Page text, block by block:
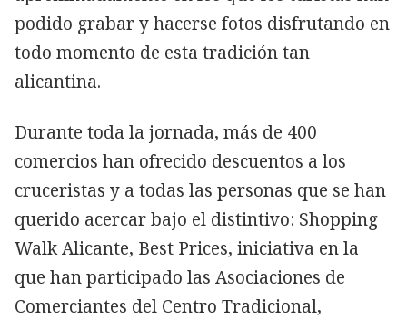
podido grabar y hacerse fotos disfrutando en
todo momento de esta tradición tan
alicantina.
Durante toda la jornada, más de 400
comercios han ofrecido descuentos a los
cruceristas y a todas las personas que se han
querido acercar bajo el distintivo: Shopping
Walk Alicante, Best Prices, iniciativa en la
que han participado las Asociaciones de
Comerciantes del Centro Tradicional,